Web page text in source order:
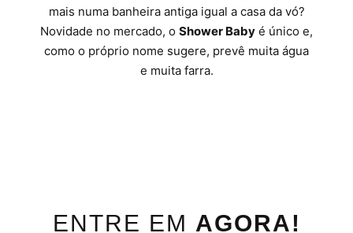
mais numa banheira antiga igual a casa da vó?
Novidade no mercado, o Shower Baby é único e,
como o próprio nome sugere, prevê muita água
e muita farra.
ENTRE EM AGORA!